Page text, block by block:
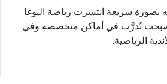
بصورة سريعة انتشرت رياضة اليوغا
تُدرَّب في أماكن متخصصة وفي
الرياضية.